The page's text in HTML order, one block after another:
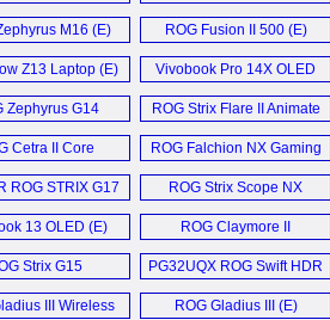
router (E)
Deluxe Wireless (E)
M16 (E) ROG Fusion II 500 (E)
Z13 Laptop (E)
Vivobook Pro 14X OLED
Notebook (D)
Zephyrus G14
Laptop (E)
ROG Strix Flare II Animate
Keyboard (E)
Cetra II Core
(E)
ROG Falchion NX Gaming
Keyboard (E)
ROG STRIX G17
Laptop (E)
ROG Strix Scope NX
Keyboard (E)
13 OLED (E)
ROG Claymore II
Keyboard (E)
Strix G15
(E)
PG32UQX ROG Swift HDR
Monitor (E)
III Wireless
ROG Gladius III (E)